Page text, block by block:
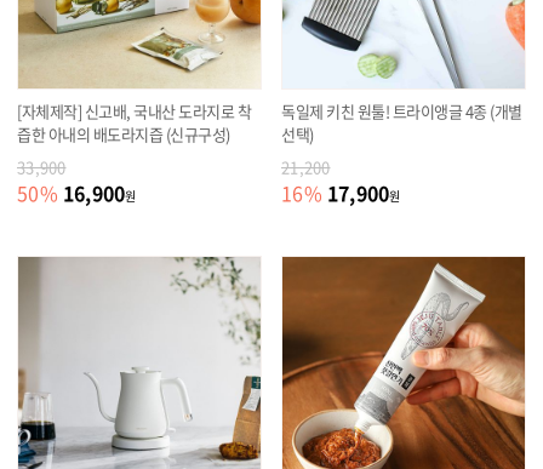
[자체제작] 신고배, 국내산 도라지로 착
즙한 아내의 배도라지즙 (신규구성)
33,900
50% 16,900원
독일제 키친 원툴! 트라이앵글 4종 (개별
선택)
21,200
16% 17,900원